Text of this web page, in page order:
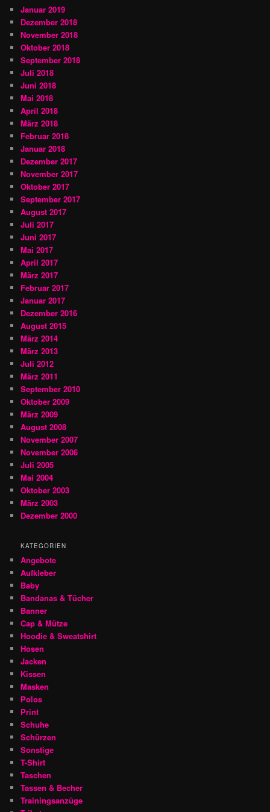
Januar 2019
Dezember 2018
November 2018
Oktober 2018
September 2018
Juli 2018
Juni 2018
Mai 2018
April 2018
März 2018
Februar 2018
Januar 2018
Dezember 2017
November 2017
Oktober 2017
September 2017
August 2017
Juli 2017
Juni 2017
Mai 2017
April 2017
März 2017
Februar 2017
Januar 2017
Dezember 2016
August 2015
März 2014
März 2013
Juli 2012
März 2011
September 2010
Oktober 2009
März 2009
August 2008
November 2007
November 2006
Juli 2005
Mai 2004
Oktober 2003
März 2003
Dezember 2000
KATEGORIEN
Angebote
Aufkleber
Baby
Bandanas & Tücher
Banner
Cap & Mütze
Hoodie & Sweatshirt
Hosen
Jacken
Kissen
Masken
Polos
Print
Schuhe
Schürzen
Sonstige
T-Shirt
Taschen
Tassen & Becher
Trainingsanzüge